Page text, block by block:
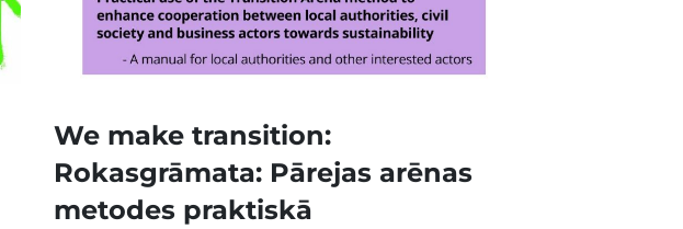
We make transition:
Rokasgrāmata: Pārejas arēnas
metodes praktiskā